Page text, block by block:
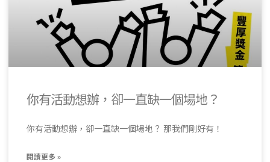
你有活動想辦，卻一直缺一個場地？
你有活動想辦，卻一直缺一個場地？ 那我們剛好有！
閱讀更多 »